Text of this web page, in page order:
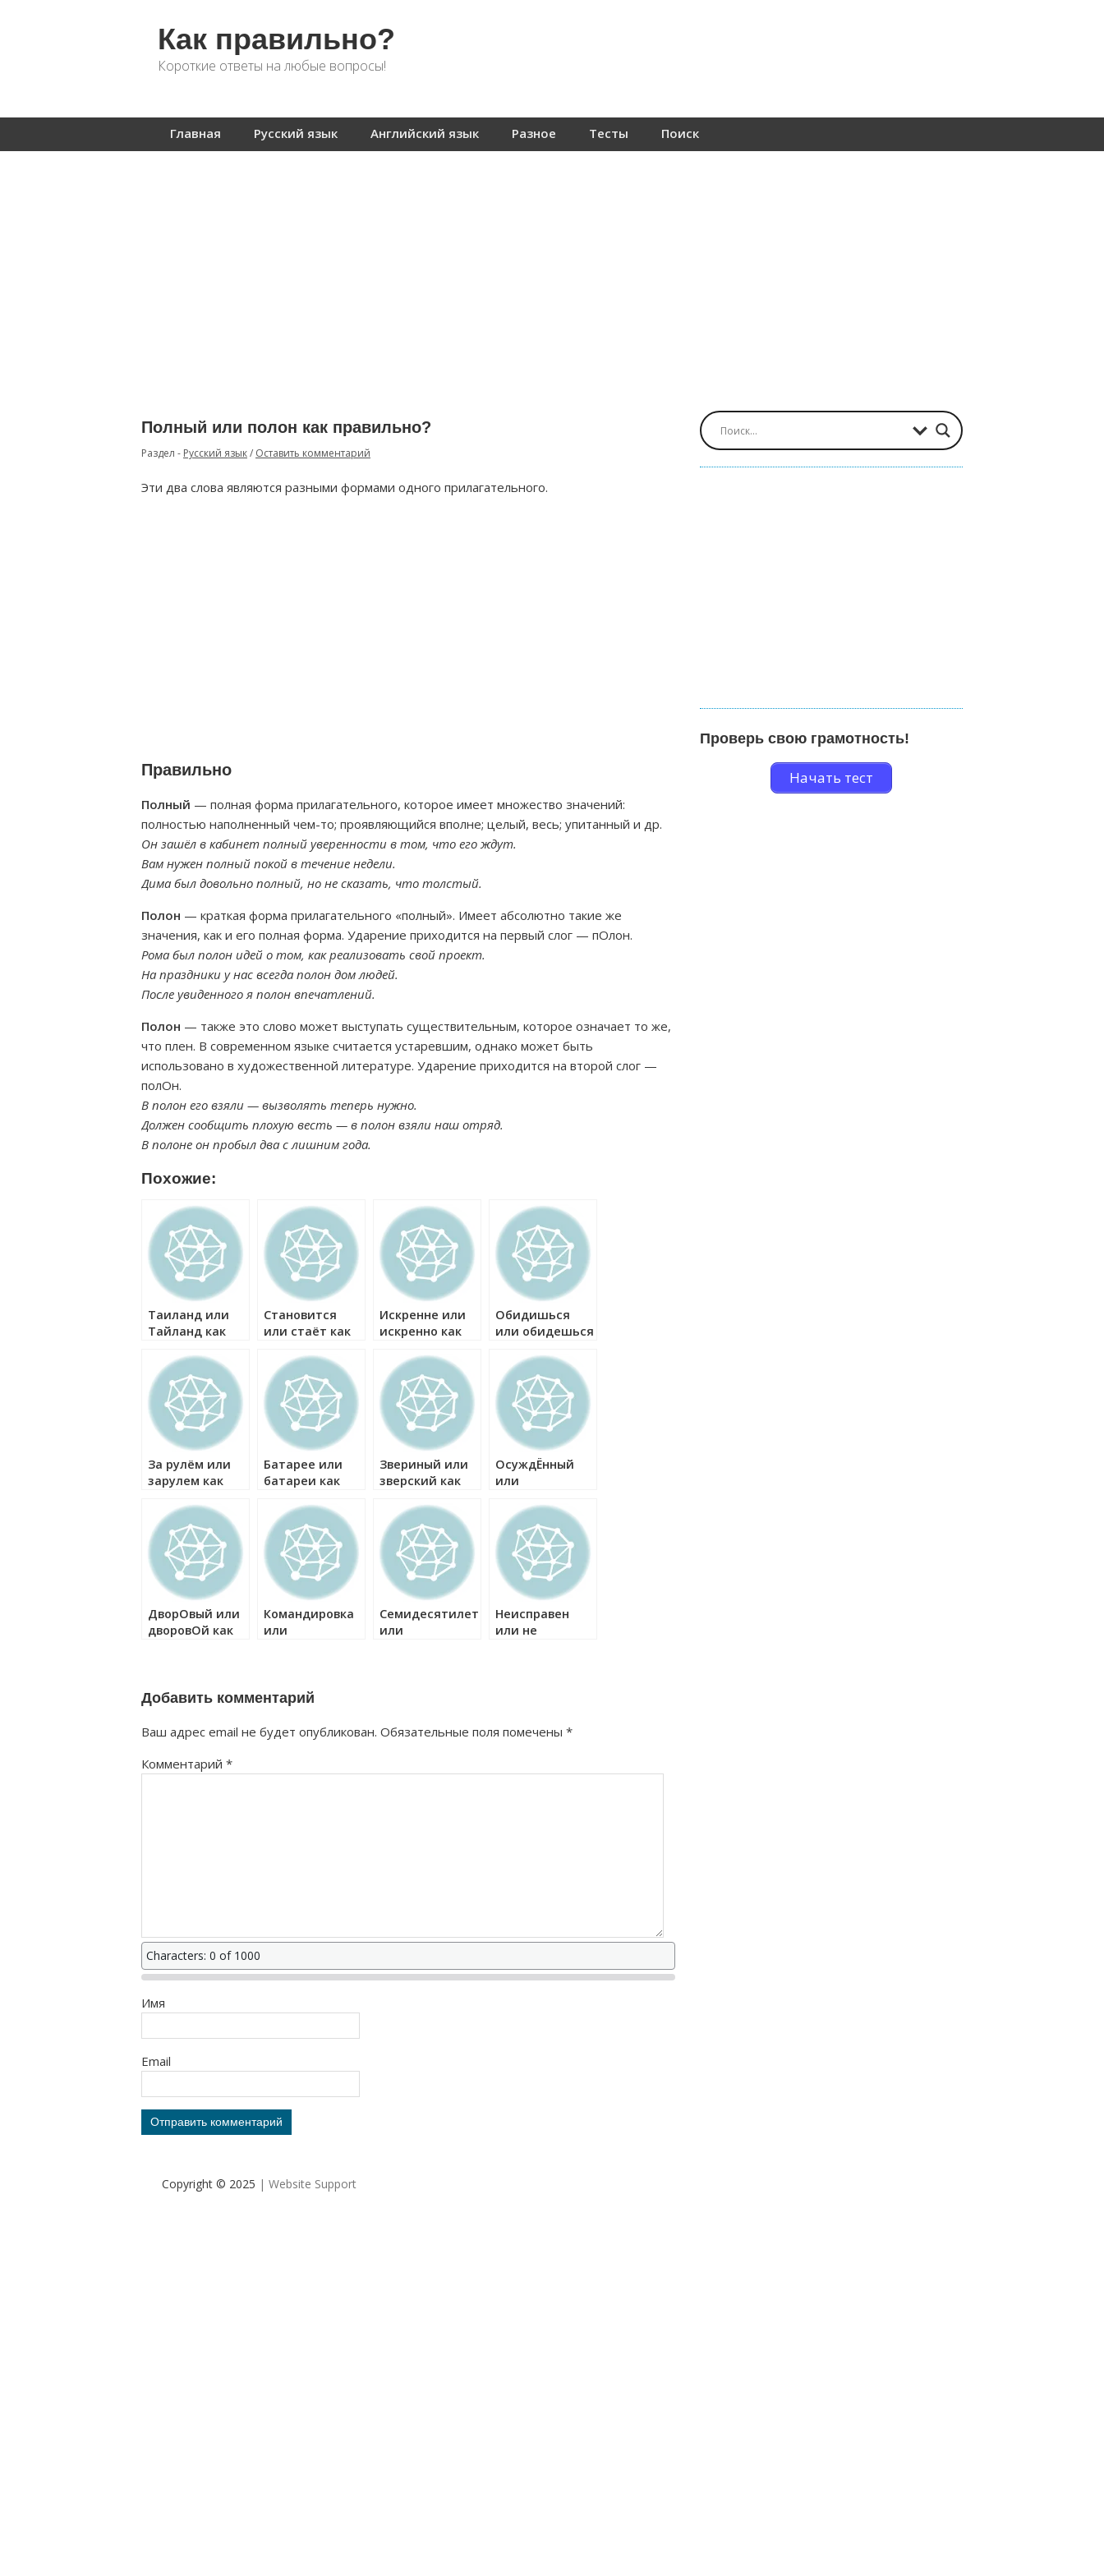
Как правильно?
Короткие ответы на любые вопросы!
Главная Русский язык Английский язык Разное Тесты Поиск
Полный или полон как правильно?
Раздел - Русский язык/ Оставить комментарий
Эти два слова являются разными формами одного прилагательного.
Правильно
Полный — полная форма прилагательного, которое имеет множество значений:
полностью наполненный чем-то; проявляющийся вполне; целый, весь; упитанный и др.
Он зашёл в кабинет полный уверенности в том, что его ждут.
Вам нужен полный покой в течение недели.
Дима был довольно полный, но не сказать, что толстый.
Полон — краткая форма прилагательного «полный». Имеет абсолютно такие же
значения, как и его полная форма. Ударение приходится на первый слог — пОлон.
Рома был полон идей о том, как реализовать свой проект.
На праздники у нас всегда полон дом людей.
После увиденного я полон впечатлений.
Полон — также это слово может выступать существительным, которое означает то же,
что плен. В современном языке считается устаревшим, однако может быть
использовано в художественной литературе. Ударение приходится на второй слог —
полОн.
В полон его взяли — вызволять теперь нужно.
Должен сообщить плохую весть — в полон взяли наш отряд.
В полоне он пробыл два с лишним года.
Похожие:
Таиланд или
Тайланд как
Становится
или стаёт как
Искренне или
искренно как
Обидишься
или обидешься
За рулём или
зарулем как
Батарее или
батареи как
Звериный или
зверский как
ОсуждЁнный
или
как правильно?
ДворОвый или
дворовОй как
Командировка
или
Семидесятилетие
или
Неисправен
или не
Добавить комментарий
Ваш адрес email не будет опубликован. Обязательные поля помечены *
Комментарий *
Characters: 0 of 1000
Имя
Email
Проверь свою грамотность!
Начать тест
Copyright © 2025 | Website Support